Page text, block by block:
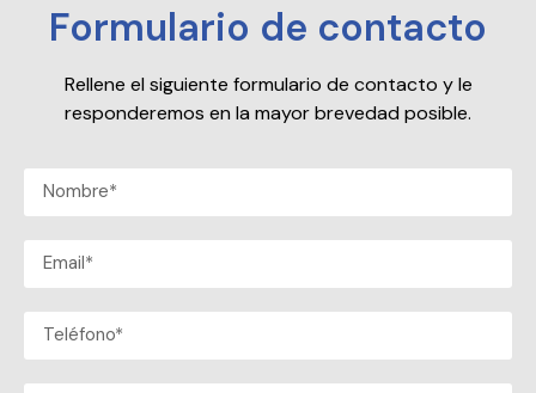
Formulario de contacto
Rellene el siguiente formulario de contacto y le
responderemos en la mayor brevedad posible.